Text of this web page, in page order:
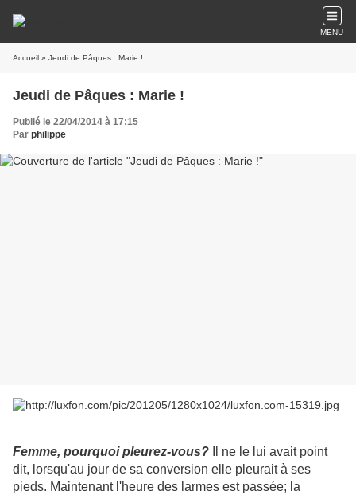
MENU
Accueil » Jeudi de Pâques : Marie !
Jeudi de Pâques : Marie !
Publié le 22/04/2014 à 17:15
Par philippe
Femme, pourquoi pleurez-vous?
Il ne le lui avait point
dit, lorsqu'au jour de sa conversion elle pleurait à ses
pieds. Maintenant l'heure des larmes est passée; la